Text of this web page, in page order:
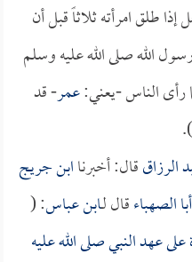
إذا طلق امرأته ثلاثاً قبل أن
الله صلى الله عليه وسلم
رأى الناس -يعني:عمر- قد
الرزاققال: أخبرناابن جريج
أبا الصهباءقال لـابن عباس: (
عهد النبي صلى الله عليه